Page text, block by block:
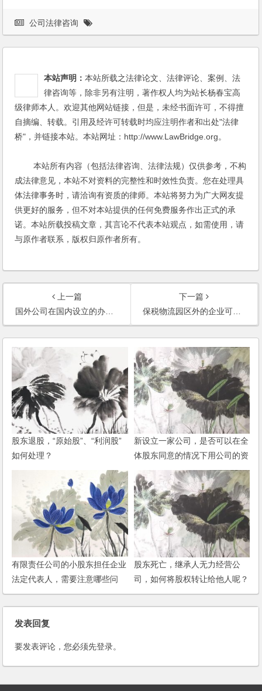
公司法律咨询
本站声明：本站所载之法律论文、法律评论、案例、法
律咨询等，除非另有注明，著作权人均为站长杨春宝高
级律师本人。欢迎其他网站链接，但是，未经书面许可，不得擅
自摘编、转载。引用及经许可转载时均应注明作者和出处"法律
桥"，并链接本站。本站网址：http://www.LawBridge.org。
本站所有内容（包括法律咨询、法律法规）仅供参考，不构
成法律意见，本站不对资料的完整性和时效性负责。您在处理具
体法律事务时，请洽询有资质的律师。本站将努力为广大网友提
供更好的服务，但不对本站提供的任何免费服务作出正式的承
诺。本站所载投稿文章，其言论不代表本站观点，如需使用，请
与原作者联系，版权归原作者所有。
上一篇
国外公司在国内设立的办事处经营范围？
下一篇
保税物流园区外的企业可以到区内设立分公司吗？外国企业可以到保税区内设立分公司吗？
股东退股，“原始股”、“利润股”
如何处理？
新设立一家公司，是否可以在全
体股东同意的情况下用公司的资
金投资股市？
有限责任公司的小股东担任企业
法定代表人，需要注意哪些问
题？
股东死亡，继承人无力经营公
司，如何将股权转让给他人呢？
发表回复
要发表评论，您必须先登录。